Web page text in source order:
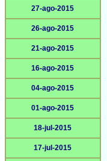
27-ago-2015
26-ago-2015
21-ago-2015
16-ago-2015
04-ago-2015
01-ago-2015
18-jul-2015
17-jul-2015